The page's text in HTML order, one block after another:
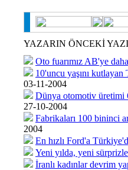
YAZARIN ÖNCEKİ
Oto fuarımız AB'ye
10'uncu yaşını
03-11-2004
Dünya otomotiv üretimi
27-10-2004
Fabrikaları 100 bininci
2004
En hızlı Ford'a
Yeni yılda, yeni
İranlı kadınlar devrim